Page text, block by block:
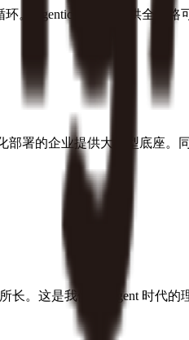
。Agentic Engine 提供全链路
署的企业提供大模型底座。
。这是我们对 Agent 时代的